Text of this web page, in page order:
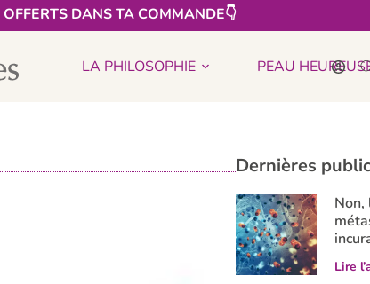
DANS TA COMMANDE👇​
LA PHILOSOPHIE PEAU
Dernières
Non,
Lire